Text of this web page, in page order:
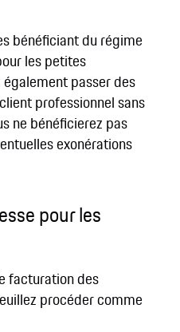
bénéficiant du régime
les petites
passer des
professionnel sans
ne bénéficierez pas
exonérations
pour les
facturation des
procéder comme